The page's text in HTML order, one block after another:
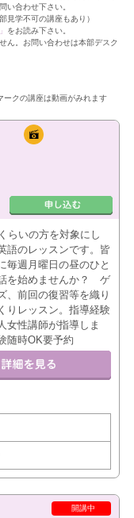
い合わせ下さい。
見学不可の講座もあり）
をお読み下さい。
ん。お問い合わせは本部デスク
ークの講座は動画がみれます
らいの方を対象にし
語のレッスンです。皆
毎週月曜日の昼のひと
を始めませんか？ ゲ
、前回の復習等を織り
りレッスン。指導経験
女性講師が指導しま
随時OK要予約
開講中